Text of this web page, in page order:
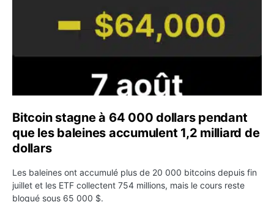
Bitcoin stagne à 64 000 dollars pendant
que les baleines accumulent 1,2 milliard de
dollars
Les baleines ont accumulé plus de 20 000 bitcoins depuis fin
juillet et les ETF collectent 754 millions, mais le cours reste
bloqué sous 65 000 $.